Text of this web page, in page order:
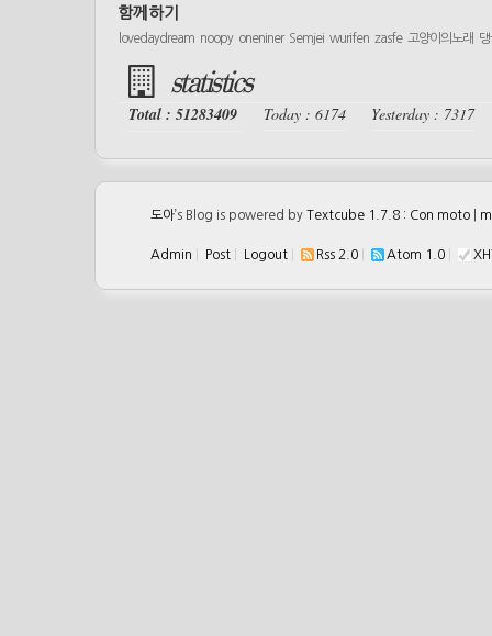
함께하기
lovedaydream noopy oneniner Semjei wurifen zasfe 고양이의노래
statistics
Total : 51283409 Today : 6174 Yesterday : 7317
도아’s Blog is powered by Textcube 1.7.8 : Con moto
Admin Post Logout Rss 2.0 Atom 1.0